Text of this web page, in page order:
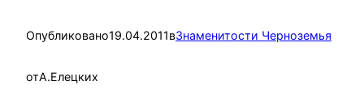
Опубликовано19.04.2011вЗнаменитости Черноземья
отА.Елецких